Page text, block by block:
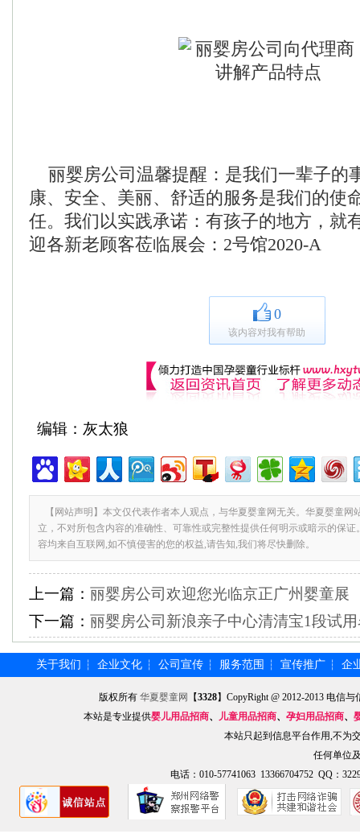
丽婴房公司温馨提醒：是我们一辈子的
康、安全、美丽、舒适的服务是我们的使
任。我们以实践承诺：有孩子的地方，就
迎各新老顾客莅临展会：2号馆2020-A
0
该内容对我有帮助
编辑：灰太狼
【网站声明】本文仅代表作者本人观点，与华夏婴童网无关。华夏婴童网
立，不对所包含内容的准确性、可靠性或完整性提供任何明示或暗示的保
容均来自互联网,如不慎侵害的您的权益,请告知,我们将尽快删除。
上一篇： 丽婴房公司欢迎您光临京正广州婴童展
下一篇： 丽婴房公司新浪亲子中心清清宝1段试
关于我们 ┆ 企业文化 ┆ 公司宣传 ┆ 服务范围 ┆ 宣传推广 ┆ 企
版权所有华夏婴童网 【3328】CopyRight @ 2012-2013 电信
本站是专业提供婴儿用品招商、 儿童用品招商、 孕妇用品招商、
本站只起到信息平台作用,不为
任何单位
电话：010-57741063 13366704752 QQ：